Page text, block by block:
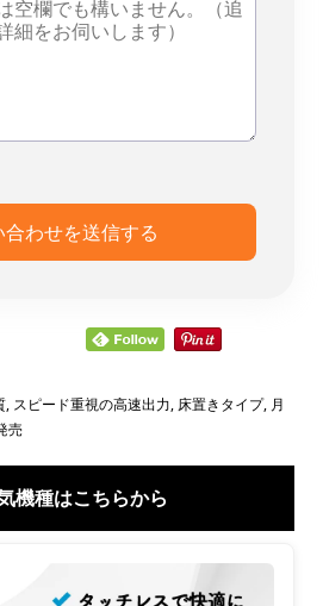
, スピード重視の高速出力, 床置きタイプ, 月
売
機種はこちらから